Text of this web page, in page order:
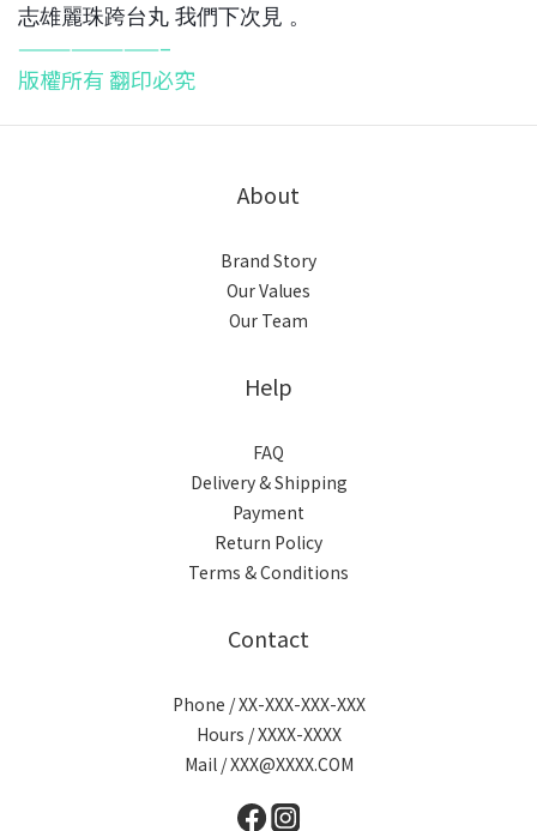
志雄麗珠跨台丸 我們下次見 。
————————–
版權所有 翻印必究
About
Brand Story
Our Values
Our Team
Help
FAQ
Delivery & Shipping
Payment
Return Policy
Terms & Conditions
Contact
Phone / XX-XXX-XXX-XXX
Hours / XXXX-XXXX
Mail / XXX@XXXX.COM